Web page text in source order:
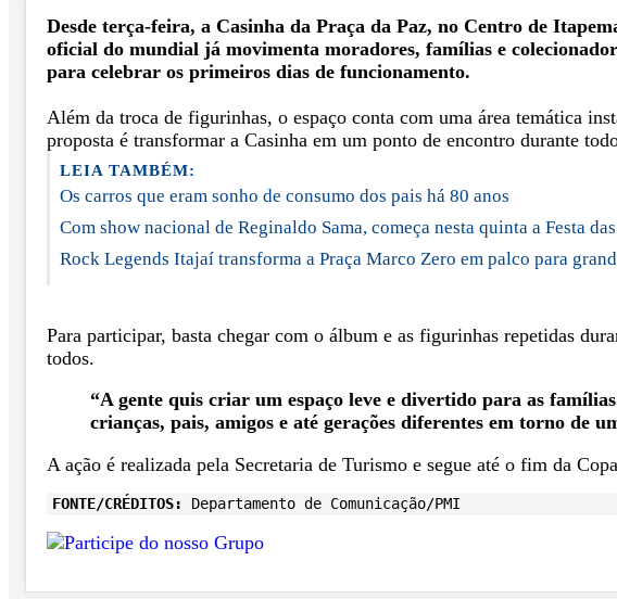
Desde terça-feira, a Casinha da Praça da Paz, no Centro de
oficial do mundial já movimenta moradores, famílias e
para celebrar os primeiros dias de funcionamento.
Além da troca de figurinhas, o espaço conta com uma área temática
proposta é transformar a Casinha em um ponto de encontro durante
LEIA TAMBÉM:
Os carros que eram sonho de consumo dos pais há 80 anos
Com show nacional de Reginaldo Sama, começa nesta quinta a Festa
Rock Legends Itajaí transforma a Praça Marco Zero em palco para
Para participar, basta chegar com o álbum e as figurinhas repetidas
todos.
“A gente quis criar um espaço leve e divertido para as
crianças, pais, amigos e até gerações diferentes em torno de
A ação é realizada pela Secretaria de Turismo e segue até o fim da
FONTE/CRÉDITOS: Departamento de Comunicação/PMI